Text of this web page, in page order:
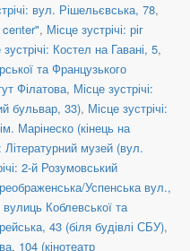
вул. Рішельєвська, 78,
, Місце зустрічі: ріг
Костел на Гавані, 5,
та Французького
Філатова, Місце зустрічі:
бульвар, 33), Місце зустрічі:
Марінеско (кінець на
Літературний музей (вул.
2-й Розумовський
Успенська вул.,
вулиць Коблевської та
43 (біля будівлі СБУ),
104 (кінотеатр